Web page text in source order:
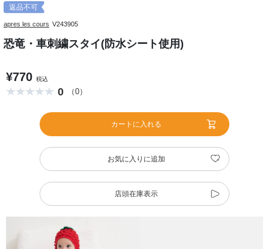
返品不可
apres les cours V243905
恐竜・車刺繍スタイ(防水シート使用)
¥770 税込
0 （0）
カートに入れる
お気に入りに追加
店頭在庫表示